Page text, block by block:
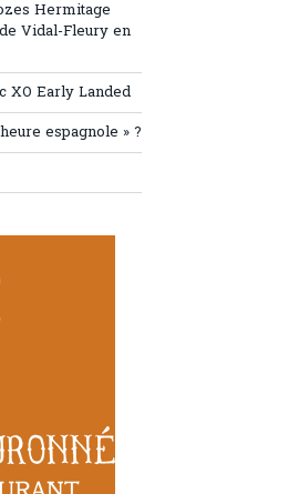
Hermitage
Vidal-Fleury en
XO Early Landed
espagnole » ?